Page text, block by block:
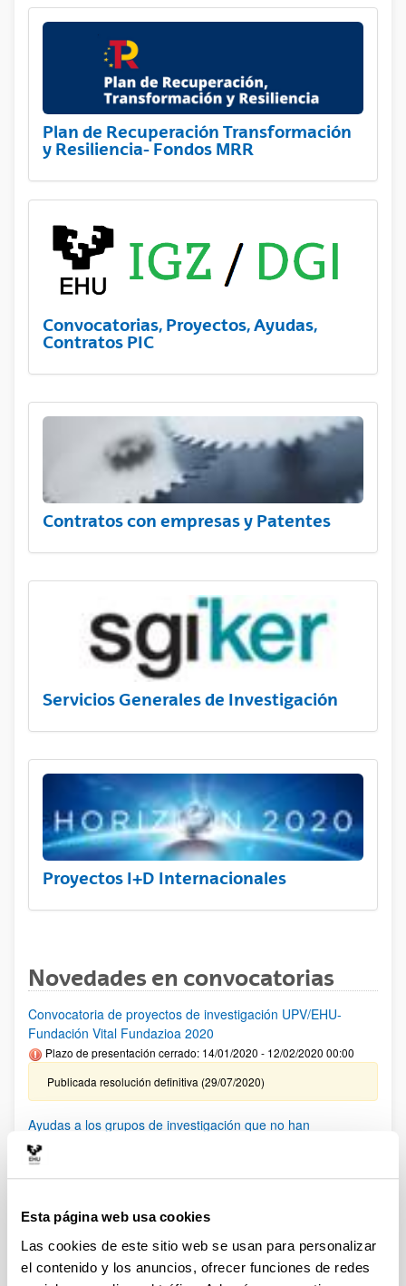
Esta página web usa cookies
Las cookies de este sitio web se usan para personalizar
el contenido y los anuncios, ofrecer funciones de redes
Plan de Recuperación Transformación
y Resiliencia- Fondos MRR
Convocatorias, Proyectos, Ayudas,
Contratos PIC
Contratos con empresas y Patentes
Servicios Generales de Investigación
Proyectos I+D Internacionales
Novedades en convocatorias
Convocatoria de proyectos de investigación UPV/EHU-
Fundación Vital Fundazioa 2020
Plazo de presentación cerrado: 14/01/2020 - 12/02/2020 00:00
Publicada resolución definitiva (29/07/2020)
Ayudas a los grupos de investigación que no han
conseguido financiación en convocatorias anteriores 2020
INVESTIGACIÓN CIENTIFICA SARS-CoV-2 y COVID-19
(2020)